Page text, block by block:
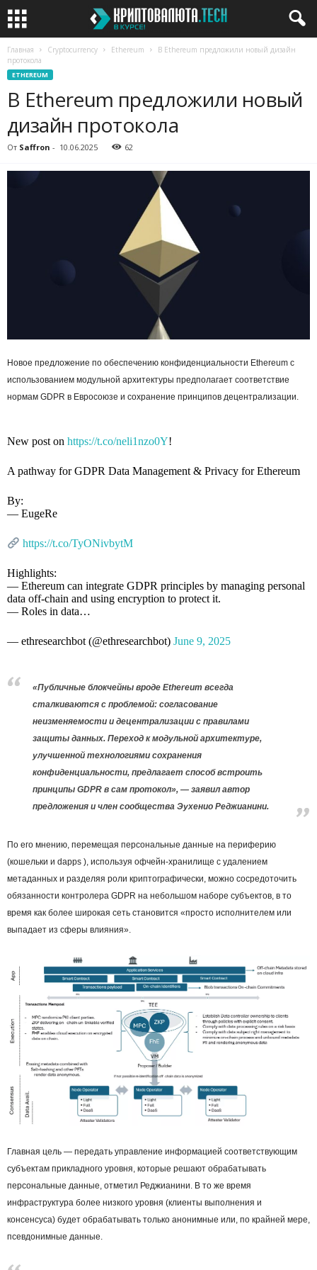
Главная Cryptocurrency Ethereum
В Ethereum предложили новый дизайн
протокола
ETHEREUM
В Ethereum предложили новый
дизайн протокола
От Saffron - 10.06.2025 62
Новое предложение по обеспечению конфиденциальности Ethereum с
использованием модульной архитектуры предполагает соответствие
нормам GDPR в Евросоюзе и сохранение принципов децентрализации.
New post on https://t.co/neli1nzo0Y!
A pathway for GDPR Data Management & Privacy for Ethereum
By:
— EugeRe
https://t.co/TyONivbytM
Highlights:
— Ethereum can integrate GDPR principles by managing personal
data off-chain and using encryption to protect it.
— Roles in data…
— ethresearchbot (@ethresearchbot) June 9, 2025
«Публичные блокчейны вроде Ethereum всегда
сталкиваются с проблемой: согласование
неизменяемости и децентрализации с правилами
защиты данных. Переход к модульной архитектуре,
улучшенной технологиями сохранения
конфиденциальности, предлагает способ встроить
принципы GDPR в сам протокол», — заявил автор
предложения и член сообщества Эухенио Реджианини.
По его мнению, перемещая персональные данные на периферию
(кошельки и dapps ), используя офчейн-хранилище с удалением
метаданных и разделяя роли криптографически, можно сосредоточить
обязанности контролера GDPR на небольшом наборе субъектов, в то
время как более широкая сеть становится «просто исполнителем или
выпадает из сферы влияния».
Главная цель — передать управление информацией соответствующим
субъектам прикладного уровня, которые решают обрабатывать
персональные данные, отметил Реджианини. В то же время
инфраструктура более низкого уровня (клиенты выполнения и
консенсуса) будет обрабатывать только анонимные или, по крайней мере,
псевдонимные данные.